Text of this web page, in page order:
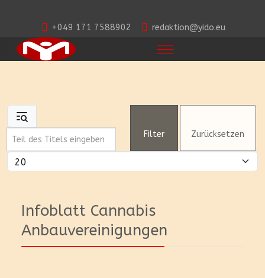
+049 171 7588902 redaktion@yido.eu
Teil des Titels eingeben
Filter Zurücksetzen
Anzeige #
Infoblatt Cannabis
Anbauvereinigungen